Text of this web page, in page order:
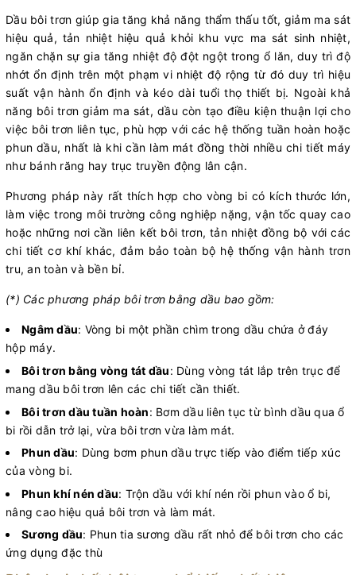
Dầu bôi trơn giúp gia tăng khả năng thẩm thấu tốt, giảm ma sát
hiệu quả, tản nhiệt hiệu quả khỏi khu vực ma sát sinh nhiệt,
ngăn chặn sự gia tăng nhiệt độ đột ngột trong ổ lăn, duy trì độ
nhớt ổn định trên một phạm vi nhiệt độ rộng từ đó duy trì hiệu
suất vận hành ổn định và kéo dài tuổi thọ thiết bị. Ngoài khả
năng bôi trơn giảm ma sát, dầu còn tạo điều kiện thuận lợi cho
việc bôi trơn liên tục, phù hợp với các hệ thống tuần hoàn hoặc
phun dầu, nhất là khi cần làm mát đồng thời nhiều chi tiết máy
như bánh răng hay trục truyền động lân cận.
Phương pháp này rất thích hợp cho vòng bi có kích thước lớn,
làm việc trong môi trường công nghiệp nặng, vận tốc quay cao
hoặc những nơi cần liên kết bôi trơn, tản nhiệt đồng bộ với các
chi tiết cơ khí khác, đảm bảo toàn bộ hệ thống vận hành trơn
tru, an toàn và bền bỉ.
(*) Các phương pháp bôi trơn bằng dầu bao gồm:
Ngâm dầu: Vòng bi một phần chìm trong dầu chứa ở đáy
hộp máy.
Bôi trơn bằng vòng tát dầu: Dùng vòng tát lắp trên trục để
mang dầu bôi trơn lên các chi tiết cần thiết.
Bôi trơn dầu tuần hoàn: Bơm dầu liên tục từ bình dầu qua ổ
bi rồi dẫn trở lại, vừa bôi trơn vừa làm mát.
Phun dầu: Dùng bơm phun dầu trực tiếp vào điểm tiếp xúc
của vòng bi.
Phun khí nén dầu: Trộn dầu với khí nén rồi phun vào ổ bi,
nâng cao hiệu quả bôi trơn và làm mát.
Sương dầu: Phun tia sương dầu rất nhỏ để bôi trơn cho các
ứng dụng đặc thù